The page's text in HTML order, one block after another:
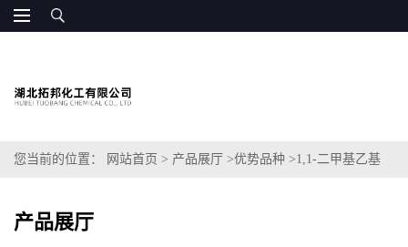
您当前的位置： 网站首页 > 产品展厅 >优势品种 >1,1-二甲基乙基
产品展厅